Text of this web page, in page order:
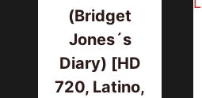
(Bridget
Jones´s
Diary) [HD
720, Latino,